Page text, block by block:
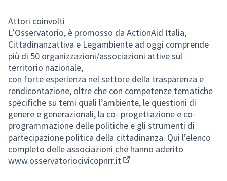
Attori coinvolti
L’Osservatorio, è promosso da ActionAid Italia,
Cittadinanzattiva e Legambiente ad oggi comprende
più di 50 organizzazioni/associazioni attive sul
territorio nazionale,
con forte esperienza nel settore della trasparenza e
rendicontazione, oltre che con competenze tematiche
specifiche su temi quali l’ambiente, le questioni di
genere e generazionali, la co- progettazione e co-
programmazione delle politiche e gli strumenti di
partecipazione politica della cittadinanza. Qui l’elenco
completo delle associazioni che hanno aderito
www.osservatoriocivicopnrr.it